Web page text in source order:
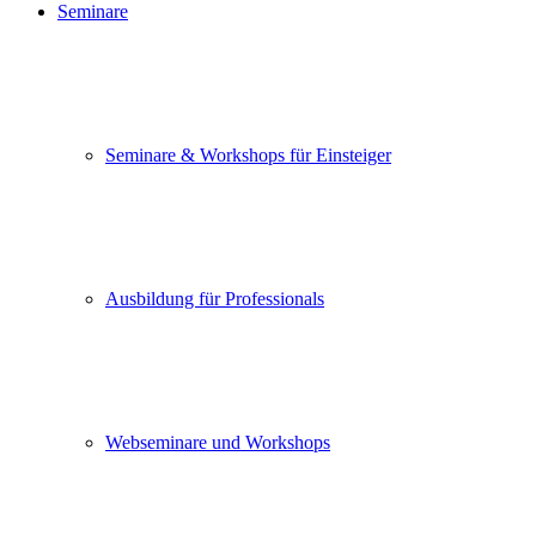
Seminare
Seminare & Workshops für Einsteiger
Ausbildung für Professionals
Webseminare und Workshops